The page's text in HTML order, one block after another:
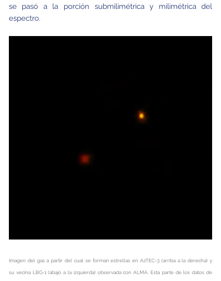
se pasó a la porción submilimétrica y milimétrica del
espectro.
Imagen del gas a partir del cual se forman estrellas en AzTEC-3 (arriba a la derecha) y
su vecina LBG-1 (abajo a la izquierda) observada con ALMA. Esta parte de los datos de